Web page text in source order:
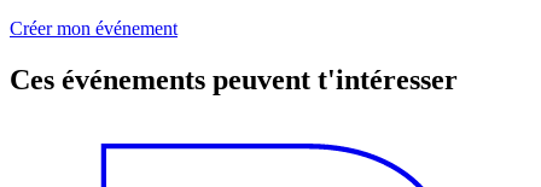
Créer mon événement
Ces événements peuvent t'intéresser